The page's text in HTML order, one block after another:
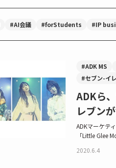
#AI会議 #forStudents #IP
#ADK MS
#セブン-イ
ADKら
レブン
ADKマーケテ
「Little Glee
2020.6.4